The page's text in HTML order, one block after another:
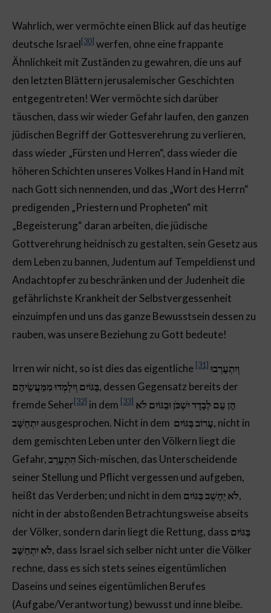
Wahrlich, wer vermöchte einen Blick auf das heutige
deutsche Israel[30] werfen, ohne eine frappante
Ähnlichkeit mit Zuständen zu gewahren, die uns auf
den letzten Blättern jerusalemischer Geschichten
entgegentreten! Wer vermöchte sich darüber
täuschen, dass wir wieder Gefahr laufen, den ganzen
jüdischen Begriff der Gottesverehrung zu verlieren,
dass wieder „Fürsten und Herren“, dass wieder die
höheren Schichten unseres Volkes Hand in Hand mit
nach Gott sich nennenden, und das „Wort des Herrn“
predigenden „Priestern und Propheten“ mit
„Begeisterung“ daran arbeiten, die jüdische
Gottverehrung heidnisch zu gestalten, sein Gesetz aus
dem Leben zu bannen, Judentum auf Tempeldienst und
Andachtopfer zu beschränken und der Judenheit die
gefährlichste Krankheit der Selbstvergessenheit
einzuimpfen und uns das ganze Bewusstsein dessen zu
rauben, was unsere Beziehung zu Gott bedeute!
Irren wir nicht, so ist dies das eigentliche [31] וְיִתְעָרְבוּ
בַּגּוֹיִם וְיִלְמְדוּ מִמַּעֲשֵׂיהֶם, dessen Gegensatz bereits der
fremde Seher[32] in dem [33] הֶן עָם לְבָדָד יִשְׁכֹּן וּבַגּוֹיִם לֹא
יִתְחַשָּׁבausgesprochen. Nicht in dem עָרוֹב בַּגּוֹיִם, nicht in
dem gemischten Leben unter den Völkern liegt die
Gefahr,הִתְעָרֵב Sich-mischen, das Unterscheidende
seiner Stellung und Pflicht vergessen und aufgeben,
heißt das Verderben; und nicht in dem לֹא יֵחָשֵׁב בַּגּוֹיִם,
nicht in der abstoßenden Betrachtungsweise abseits
der Völker, sondern darin liegt die Rettung, dass בַּגּוֹיִם
לֹא יִתְחַשָּׁב, dass Israel sich selber nicht unter die Völker
rechne, dass es sich stets seines eigentümlichen
Daseins und seines eigentümlichen Berufes
(Aufgabe/Verantwortung) bewusst und inne bleibe.